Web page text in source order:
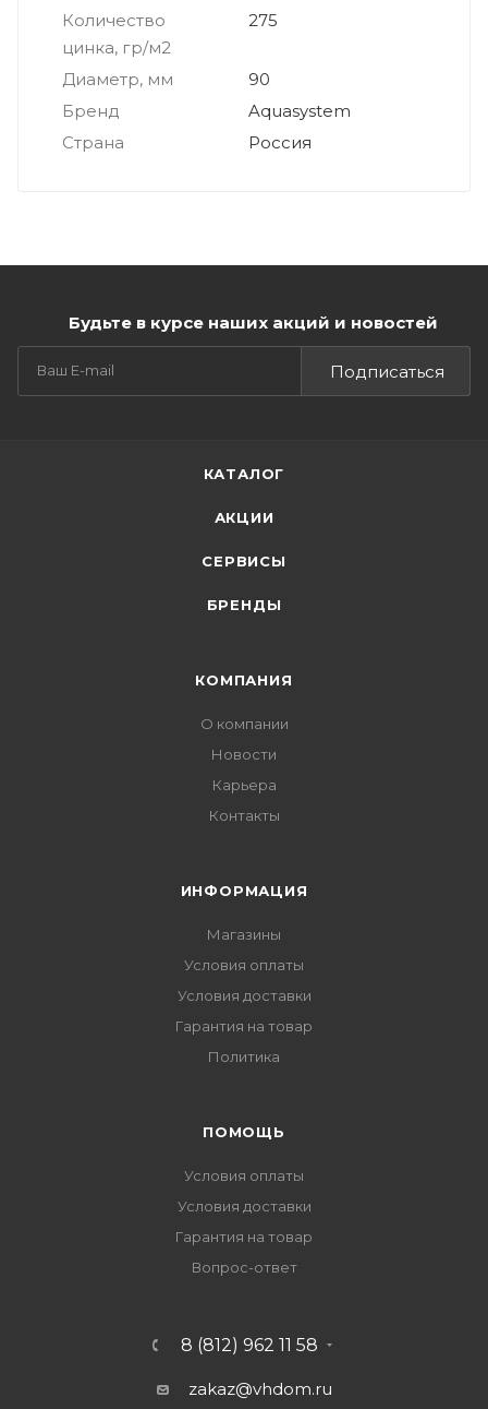
Количество
цинка, гр/м2
275
Диаметр, мм
90
Бренд
Aquasystem
Страна
Россия
Будьте в курсе наших акций и новостей
Подписаться
КАТАЛОГ
АКЦИИ
СЕРВИСЫ
БРЕНДЫ
КОМПАНИЯ
О компании
Новости
Карьера
Контакты
ИНФОРМАЦИЯ
Магазины
Условия оплаты
Условия доставки
Гарантия на товар
Политика
ПОМОЩЬ
Условия оплаты
Условия доставки
Гарантия на товар
Вопрос-ответ
8 (812) 962 11 58
zakaz@vhdom.ru